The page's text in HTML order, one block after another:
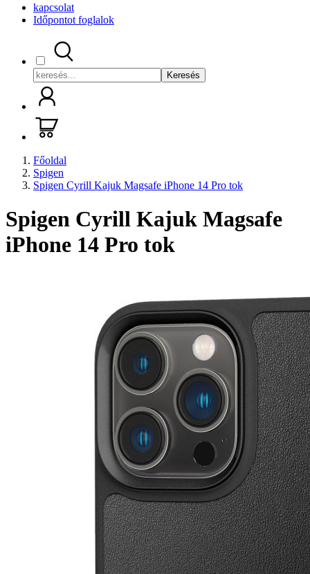
kapcsolat
Időpontot foglalok
Keresés
Főoldal
Spigen
Spigen Cyrill Kajuk Magsafe iPhone 14 Pro tok
Spigen Cyrill Kajuk Magsafe
iPhone 14 Pro tok